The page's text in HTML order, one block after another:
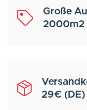
Große
2000m2
29€ (DE)